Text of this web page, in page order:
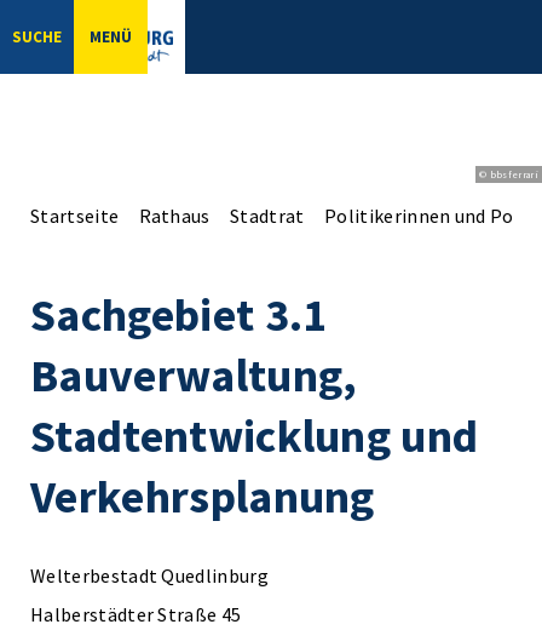
SUCHE MENÜ
© bbsferrari
Startseite Rathaus Stadtrat Politikerinnen und
Sachgebiet 3.1
Bauverwaltung,
Stadtentwicklung und
Verkehrsplanung
Welterbestadt Quedlinburg
Halberstädter Straße 45